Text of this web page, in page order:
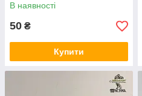
В наявності
50 ₴
Купити